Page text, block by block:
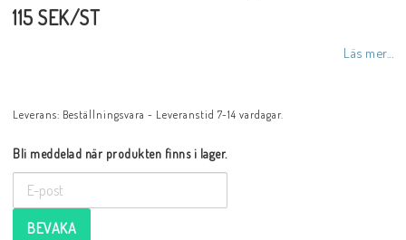
115 SEK/ST
Läs mer...
Leverans: Beställningsvara - Leveranstid 7-14 vardagar.
Bli meddelad när produkten finns i lager.
BEVAKA